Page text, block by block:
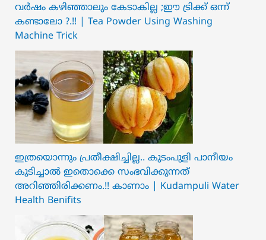
വർഷം കഴിഞ്ഞാലും കേടാകില്ല ;ഈ ട്രിക്ക് ഒന്ന്
കണ്ടാലോ ?.!! | Tea Powder Using Washing
Machine Trick
ഇത്രയൊന്നും പ്രതീക്ഷിച്ചില്ല.. ക‍ു‌ടംപുളി പാനീയം
കുടിച്ചാൽ ഇതൊക്കെ സംഭവിക്കുന്നത്
അറിഞ്ഞിരിക്കണം.!! കാണാം | Kudampuli Water
Health Benifits